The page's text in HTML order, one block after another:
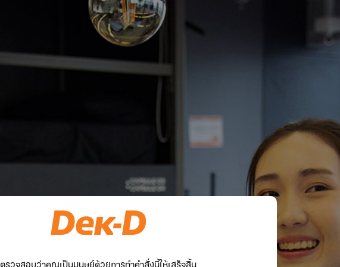
ตรวจสอบว่าคุณเป็นมนุษย์ด้วยการทำคำสั่งนี้ให้เสร็จสิ้น